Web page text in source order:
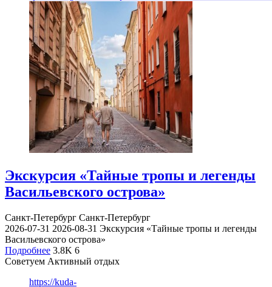
Экскурсия «Тайные тропы и легенды
Васильевского острова»
Санкт-Петербург Санкт-Петербург
2026-07-31 2026-08-31 Экскурсия «Тайные тропы и легенды
Васильевского острова»
Подробнее 3.8K 6
Советуем Активный отдых
https://kuda-